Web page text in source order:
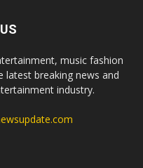
music fashion
latest breaking news and
industry.